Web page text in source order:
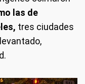
las de
tres ciudades